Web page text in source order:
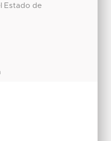
Estado de